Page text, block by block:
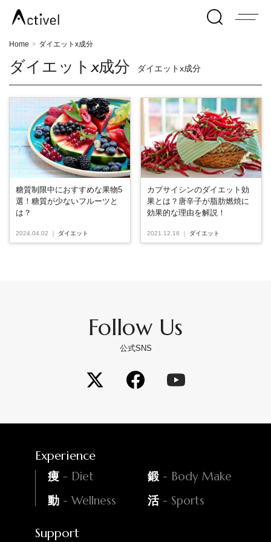
Home > ダイエットx成分
ダイエットx成分 ダイエットx成分
糖質制限中におすすめな果物5
選！糖質が少ないフルーツと
は？
2024.04.02 ダイエット
カプサイシンのダイエット効
果とは？唐辛子が脂肪燃焼に
効果的な理由を解説！
2021.12.16 ダイエット
Follow Us
公式SNS
Experience
痩 - Diet 鍛 - Body Make
動 - Wellness 活- Sports
Support